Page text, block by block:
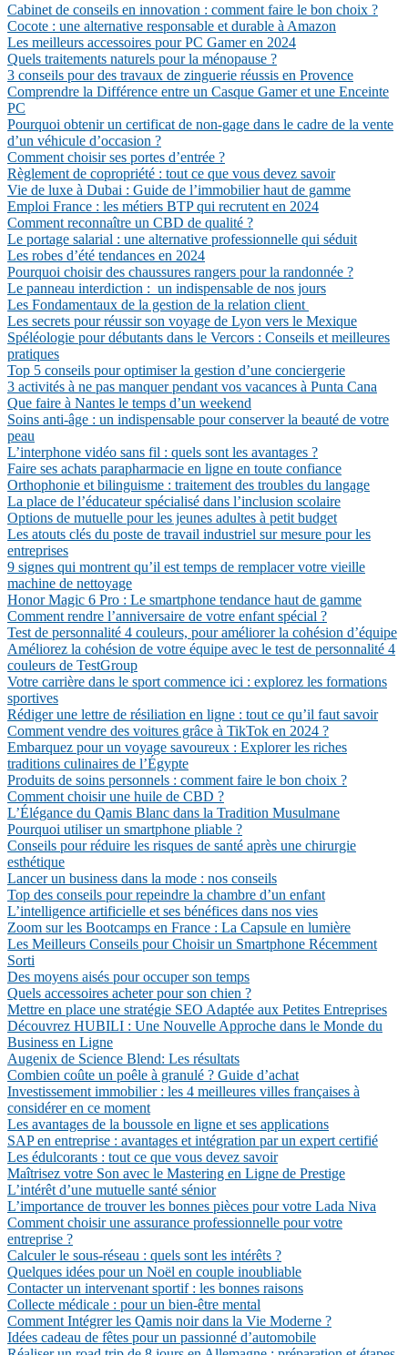
Cabinet de conseils en innovation : comment faire le bon choix ?
Cocote : une alternative responsable et durable à Amazon
Les meilleurs accessoires pour PC Gamer en 2024
Quels traitements naturels pour la ménopause ?
3 conseils pour des travaux de zinguerie réussis en Provence
Comprendre la Différence entre un Casque Gamer et une Enceinte
PC
Pourquoi obtenir un certificat de non-gage dans le cadre de la vente
d’un véhicule d’occasion ?
Comment choisir ses portes d’entrée ?
Règlement de copropriété : tout ce que vous devez savoir
Vie de luxe à Dubai : Guide de l’immobilier haut de gamme
Emploi France : les métiers BTP qui recrutent en 2024
Comment reconnaître un CBD de qualité ?
Le portage salarial : une alternative professionnelle qui séduit
Les robes d’été tendances en 2024
Pourquoi choisir des chaussures rangers pour la randonnée ?
Le panneau interdiction : un indispensable de nos jours
Les Fondamentaux de la gestion de la relation client
Les secrets pour réussir son voyage de Lyon vers le Mexique
Spéléologie pour débutants dans le Vercors : Conseils et meilleures
pratiques
Top 5 conseils pour optimiser la gestion d’une conciergerie
3 activités à ne pas manquer pendant vos vacances à Punta Cana
Que faire à Nantes le temps d’un weekend
Soins anti-âge : un indispensable pour conserver la beauté de votre
peau
L’interphone vidéo sans fil : quels sont les avantages ?
Faire ses achats parapharmacie en ligne en toute confiance
Orthophonie et bilinguisme : traitement des troubles du langage
La place de l’éducateur spécialisé dans l’inclusion scolaire
Options de mutuelle pour les jeunes adultes à petit budget
Les atouts clés du poste de travail industriel sur mesure pour les
entreprises
9 signes qui montrent qu’il est temps de remplacer votre vieille
machine de nettoyage
Honor Magic 6 Pro : Le smartphone tendance haut de gamme
Comment rendre l’anniversaire de votre enfant spécial ?
Test de personnalité 4 couleurs, pour améliorer la cohésion d’équipe
Améliorez la cohésion de votre équipe avec le test de personnalité 4
couleurs de TestGroup
Votre carrière dans le sport commence ici : explorez les formations
sportives
Rédiger une lettre de résiliation en ligne : tout ce qu’il faut savoir
Comment vendre des voitures grâce à TikTok en 2024 ?
Embarquez pour un voyage savoureux : Explorer les riches
traditions culinaires de l’Égypte
Produits de soins personnels : comment faire le bon choix ?
Comment choisir une huile de CBD ?
L’Élégance du Qamis Blanc dans la Tradition Musulmane
Pourquoi utiliser un smartphone pliable ?
Conseils pour réduire les risques de santé après une chirurgie
esthétique
Lancer un business dans la mode : nos conseils
Top des conseils pour repeindre la chambre d’un enfant
L’intelligence artificielle et ses bénéfices dans nos vies
Zoom sur les Bootcamps en France : La Capsule en lumière
Les Meilleurs Conseils pour Choisir un Smartphone Récemment
Sorti
Des moyens aisés pour occuper son temps
Quels accessoires acheter pour son chien ?
Mettre en place une stratégie SEO Adaptée aux Petites Entreprises
Découvrez HUBILI : Une Nouvelle Approche dans le Monde du
Business en Ligne
Augenix de Science Blend: Les résultats
Combien coûte un poêle à granulé ? Guide d’achat
Investissement immobilier : les 4 meilleures villes françaises à
considérer en ce moment
Les avantages de la boussole en ligne et ses applications
SAP en entreprise : avantages et intégration par un expert certifié
Les édulcorants : tout ce que vous devez savoir
Maîtrisez votre Son avec le Mastering en Ligne de Prestige
L’intérêt d’une mutuelle santé sénior
L’importance de trouver les bonnes pièces pour votre Lada Niva
Comment choisir une assurance professionnelle pour votre
entreprise ?
Calculer le sous-réseau : quels sont les intérêts ?
Quelques idées pour un Noël en couple inoubliable
Contacter un intervenant sportif : les bonnes raisons
Collecte médicale : pour un bien-être mental
Comment Intégrer les Qamis noir dans la Vie Moderne ?
Idées cadeau de fêtes pour un passionné d’automobile